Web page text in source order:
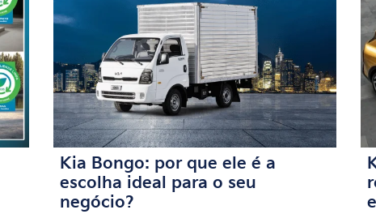
Kia Bongo: por que ele é a
escolha ideal para o seu
negócio?